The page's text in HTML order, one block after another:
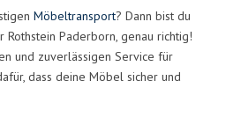
Möbeltransport? Dann bist du
Rothstein Paderborn, genau richtig!
und zuverlässigen Service für
dass deine Möbel sicher und